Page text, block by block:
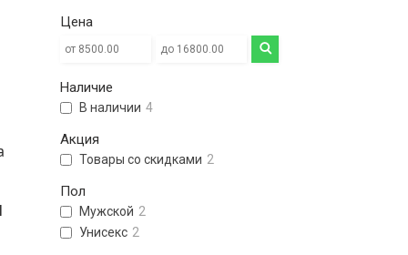
Цена
Наличие
В наличии 4
Акция
Товары со скидками 2
Пол
Мужской 2
Унисекс 2